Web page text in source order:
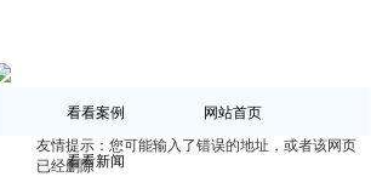
看看案例 网站首页
看看新闻
友情提示：您可能输入了错误的地址，或者该网页
已经删除